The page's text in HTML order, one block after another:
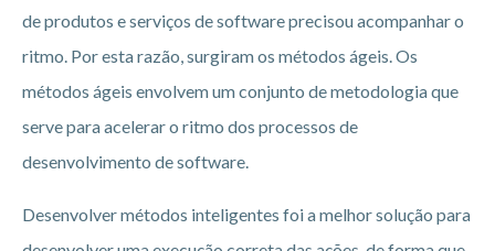
de produtos e serviços de software precisou acompanhar o
ritmo. Por esta razão, surgiram os métodos ágeis. Os
métodos ágeis envolvem um conjunto de metodologia que
serve para acelerar o ritmo dos processos de
desenvolvimento de software.
Desenvolver métodos inteligentes foi a melhor solução para